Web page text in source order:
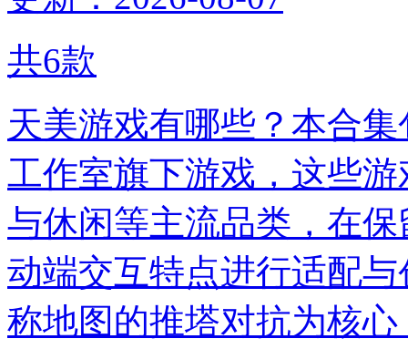
共6款
天美游戏有哪些？本合
工作室旗下游戏，这些
与休闲等主流品类，在
动端交互特点进行适配
称地图的推塔对抗为核